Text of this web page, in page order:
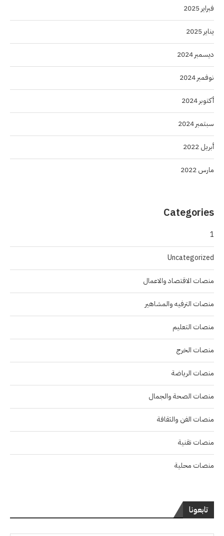
فبراير 2025
يناير 2025
ديسمبر 2024
نوفمبر 2024
أكتوبر 2024
سبتمبر 2024
أبريل 2022
مارس 2022
Categories
1
Uncategorized
منصات الاقتصاد والاعمال
منصات الترفيه والمشاهير
منصات التعليم
منصات الخرج
منصات الرياضة
منصات الصحة والجمال
منصات الفن والثقافة
منصات تقنية
منصات محلية
تابعونا